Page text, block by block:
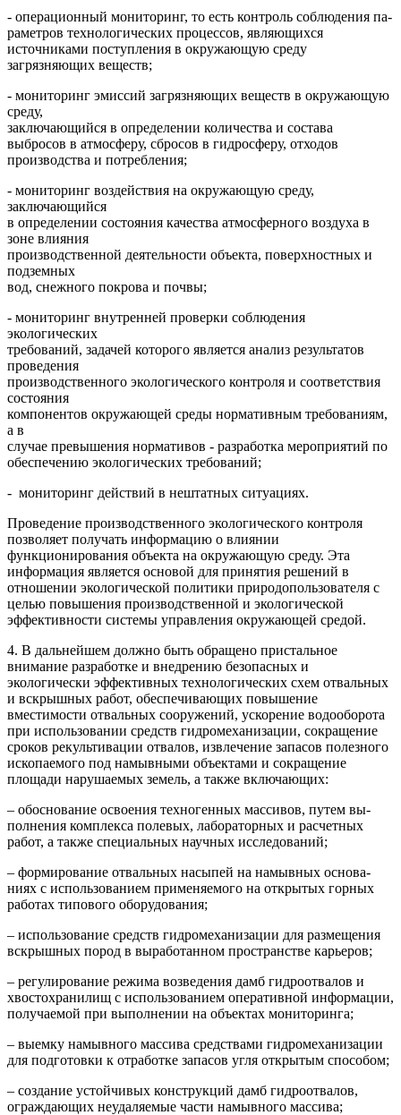
- операционный мониторинг, то есть контроль соблюдения па­
раметров технологических про­цессов, являющихся
источниками поступления в окружающую среду
загрязняющих веществ;
- мониторинг эмиссий загрязняю­щих веществ в окружающую
среду,
заключающийся в определении количества и состава
выбросов в атмо­сферу, сбросов в гидросферу, отходов
производства и потребления;
- мониторинг воздействия на окружающую среду,
заключающийся
в определении состояния качества ат­мосферного воздуха в
зоне влияния
производственной деятельности объекта, поверхностных и
подземных
вод, снежного покрова и почвы;
- мониторинг внутренней про­верки соблюдения
экологических
требований, задачей которого явля­ется анализ результатов
проведения
производственного экологического контроля и соответствия
состояния
компонентов окружающей среды нормативным требованиям,
а в
случае превышения нормативов - разработка мероприятий по
обеспе­чению экологических требований;
- мониторинг действий в нештат­ных ситуациях.
Проведение производственного экологического контроля
позволяет получать информацию о влиянии
функционирования объекта на окру­жающую среду. Эта
информация является основой для принятия реше­ний в
отношении экологической по­литики природопользователя с
целью повышения производственной и эко­логической
эффективности системы управления окружающей средой.
4. В дальнейшем должно быть обращено пристальное
внимание разработке и внедрению безопасных и
экологически эффективных технологических схем отвальных
и вскрышных работ, обеспечивающих повышение
вместимости отвальных сооружений, ускорение водооборота
при использовании средств гидромеханизации, сокращение
сроков рекультива­ции отвалов, извлечение запасов полезного
ископаемого под намывными объектами и сокращение
площади нарушаемых земель, а также включающих:
– обоснование освоения техногенных массивов, путем вы­
полнения комплекса полевых, лабораторных и расчетных
работ, а также специальных научных исследований;
– формирование отвальных насыпей на намывных основа­
ниях с использованием применяемого на открытых гор­ных
работах типового оборудования;
– использование средств гидромеханизации для размещения
вскрышных пород в выработанном пространстве карьеров;
– регулирование режима возведения дамб гидроотвалов и
хвостохранилищ с использованием оперативной инфор­мации,
получаемой при выполнении на объектах монито­ринга;
– выемку намывного массива средствами гидромеханизации
для подготовки к отработке запасов угля открытым способом;
– создание устойчивых конструкций дамб гидроотвалов,
ограждающих неудаляемые части намывного массива;